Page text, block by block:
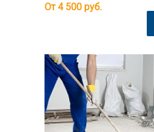
От 4 500 руб.